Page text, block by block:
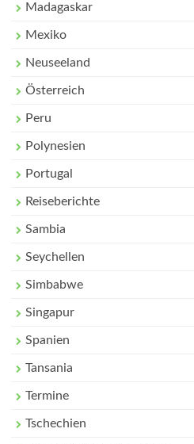
Madagaskar
Mexiko
Neuseeland
Österreich
Peru
Polynesien
Portugal
Reiseberichte
Sambia
Seychellen
Simbabwe
Singapur
Spanien
Tansania
Termine
Tschechien